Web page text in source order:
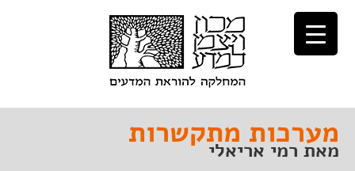
לתוכן
לניווט
מערכות מתקשרות
מאת רמי אריאלי